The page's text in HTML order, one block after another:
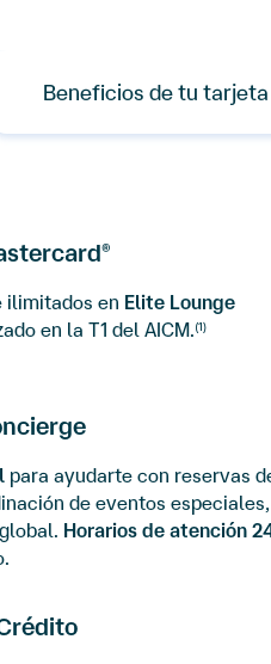
Beneficios de tu tarjeta
®
ilimitados en Elite Lounge
en la T1 del AICM.(1)
para ayudarte con reservas
de eventos especiales,
Horarios de atención